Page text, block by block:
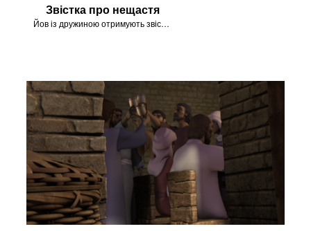
Звістка про нещастя
Йов із дружиною отримують звістку про нещастя.